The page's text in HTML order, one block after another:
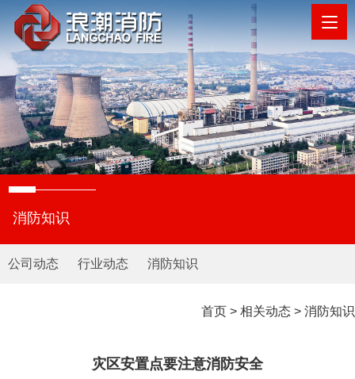
消防知识
公司动态 行业动态 消防知识
首页 > 相关动态 > 消防知识
灾区安置点要注意消防安全